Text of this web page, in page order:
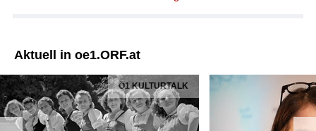
Aktuell in oe1.ORF.at
Ö1 KULTURTALK